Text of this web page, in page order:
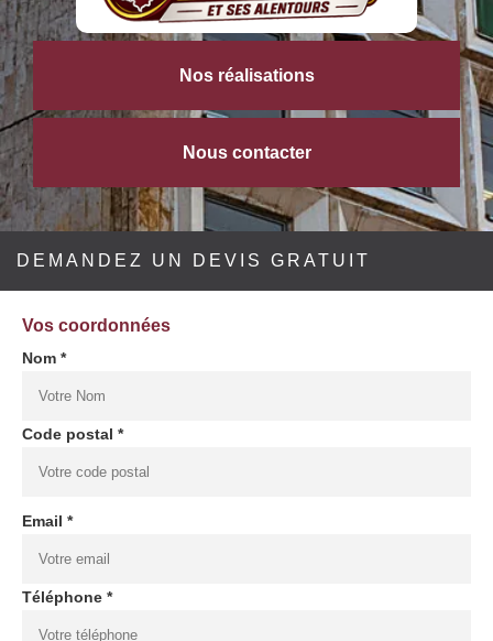
Nos réalisations
Nous contacter
DEMANDEZ UN DEVIS GRATUIT
Vos coordonnées
Nom *
Code postal *
Email *
Téléphone *